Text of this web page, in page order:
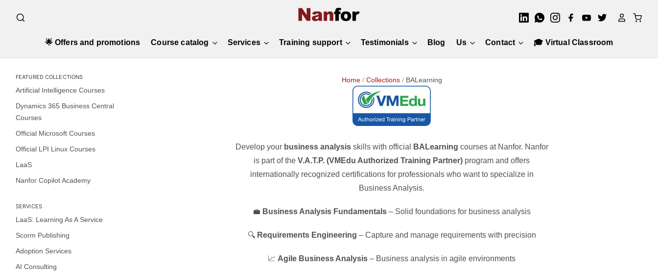
🌟 Offers and promotions Course catalog Services Training support Testimonials Blog Us Contact 🎓 Virtual Classroom
Home / Collections / BALearning
Develop your business analysisskills with official BALearning courses at Nanfor. Nanfor
is part of the V.A.T.P. (VMEdu Authorized Training Partner) program and offers
internationally recognized certifications for professionals who want to specialize in
Business Analysis.
💼 Business Analysis Fundamentals – Solid foundations for business analysis
🔍 Requirements Engineering – Capture and manage requirements with precision
📈 Agile Business Analysis – Business analysis in agile environments
FEATURED COLLECTIONS
Artificial Intelligence Courses
Dynamics 365 Business Central
Courses
Official Microsoft Courses
Official LPI Linux Courses
LaaS
Nanfor Copilot Academy
SERVICES
LaaS: Learning As A Service
Scorm Publishing
Adoption Services
AI Consulting